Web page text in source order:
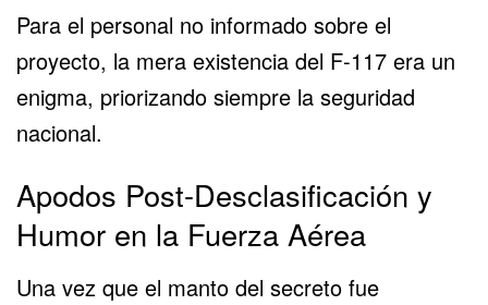
Para el personal no informado sobre el
proyecto, la mera existencia del F-117 era un
enigma, priorizando siempre la seguridad
nacional.
Apodos Post-Desclasificación y
Humor en la Fuerza Aérea
Una vez que el manto del secreto fue